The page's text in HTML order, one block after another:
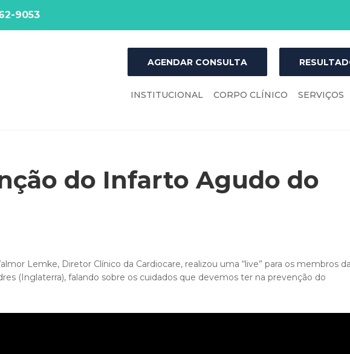
9053
AGENDAR CONSULTA
INSTITUCIONAL CORPO CLÍNICO SERVIÇOS
do Infarto Agudo do
Lemke, Diretor Clínico da Cardiocare, realizou uma “live” para os membros da
(Inglaterra), falando sobre os cuidados que devemos ter na prevenção do